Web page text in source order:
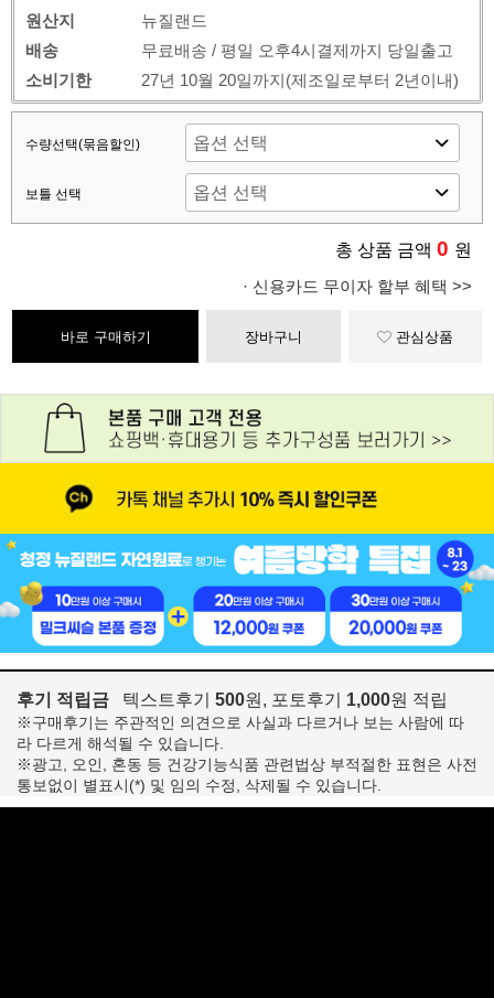
원산지
뉴질랜드
배송
무료배송 / 평일 오후4시결제까지 당일출고
소비기한
27년 10월 20일까지(제조일로부터 2년이내)
수량선택(묶음할인)
보틀 선택
총 상품 금액 0 원
· 신용카드 무이자 할부 혜택 >>
바로 구매하기 장바구니 관심상품
후기 적립금 텍스트후기 500원, 포토후기 1,000원 적립
※구매후기는 주관적인 의견으로 사실과 다르거나 보는 사람에 따
라 다르게 해석될 수 있습니다.
※광고, 오인, 혼동 등 건강기능식품 관련법상 부적절한 표현은 사전
통보없이 별표시(*) 및 임의 수정, 삭제될 수 있습니다.